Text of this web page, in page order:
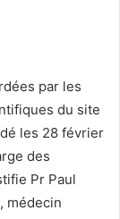
par les
du site
les 28 février
des
Pr Paul
médecin